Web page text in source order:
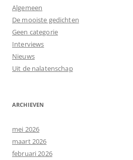
Algemeen
De mooiste gedichten
Geen categorie
Interviews
Nieuws
Uit de nalatenschap
ARCHIEVEN
mei 2026
maart 2026
februari 2026